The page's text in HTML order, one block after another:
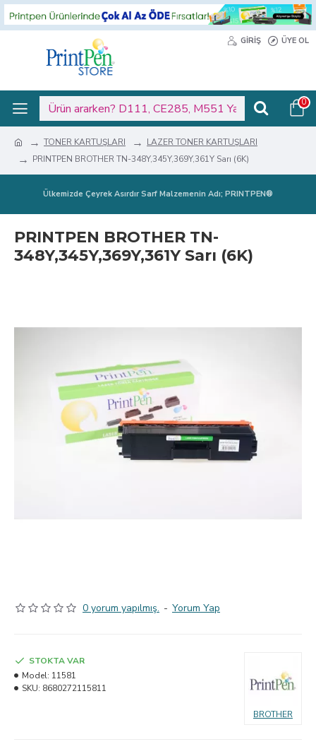
GIRIŞ ÜYE OL
0
TONER KARTUŞLARI
LAZER TONER KARTUŞLARI
PRINTPEN BROTHER TN-348Y,345Y,369Y,361Y Sarı (6K)
Ülkemizde Çeyrek Asırdır Sarf Malzemenin Adı; PRINTPEN®
PRINTPEN BROTHER TN-
348Y,345Y,369Y,361Y Sarı (6K)
0 yorum yapılmış. - Yorum Yap
STOKTA VAR
Model: 11581
SKU: 8680272115811
BROTHER